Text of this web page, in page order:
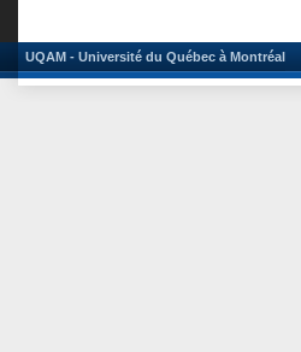
UQAM - Université du Québec à Montréal